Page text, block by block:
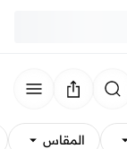
المقاس